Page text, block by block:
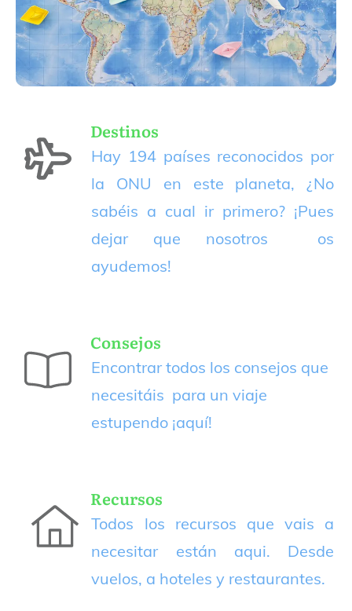
Destinos
Hay 194 países reconocidos por
la ONU en este planeta, ¿No
sabéis a cual ir primero? ¡Pues
dejar que nosotros os
ayudemos!
Consejos
Encontrar todos los consejos que
necesitáis para un viaje
estupendo ¡aquí!
Recursos
Todos los recursos que vais a
necesitar están aqui. Desde
vuelos, a hoteles y restaurantes.